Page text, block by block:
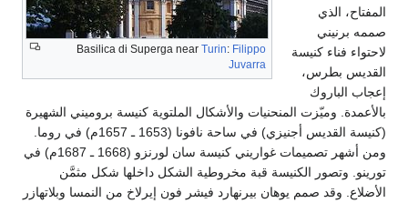
Basilica di Superga near Turin: Filippo
Juvarra
المفتاح، الذي
صممه برنيني
لاحتواء فناء كنيسة
القديس بطرس،
إعجاب الباروك
بالأعمدة. وميّزت المنحنيات والأشكال الملتوية كنيسة بروميني الشهيرة
(كنيسة القديس أجنيزي) في ساحة نافونا (1653 ـ 1657م) في روما.
ومن أشهر تصميمات غواريني كنيسة سان لورنزو (1668 ـ 1687م) في
تورينو. وتصور الكنيسة قبة مخروطية الشكل داخلها شكل مثمَّن
الأضلاع. وقد صمم يوهان بيرنهارد فيشر فون إيرلاخ من النمسا وبلاتهازر